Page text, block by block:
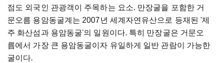
점도 외국인 관광객이 주목하는 요소. 만장굴을 포함한 거
문오름 용암동굴계는 2007년 세계자연유산으로 등재된 '제
주 화산섬과 용암동굴'의 일원이다. 특히 만장굴은 거문오
름에서 가장 큰 용암동굴이자 유일하게 일반 관람이 가능한
굴이다.